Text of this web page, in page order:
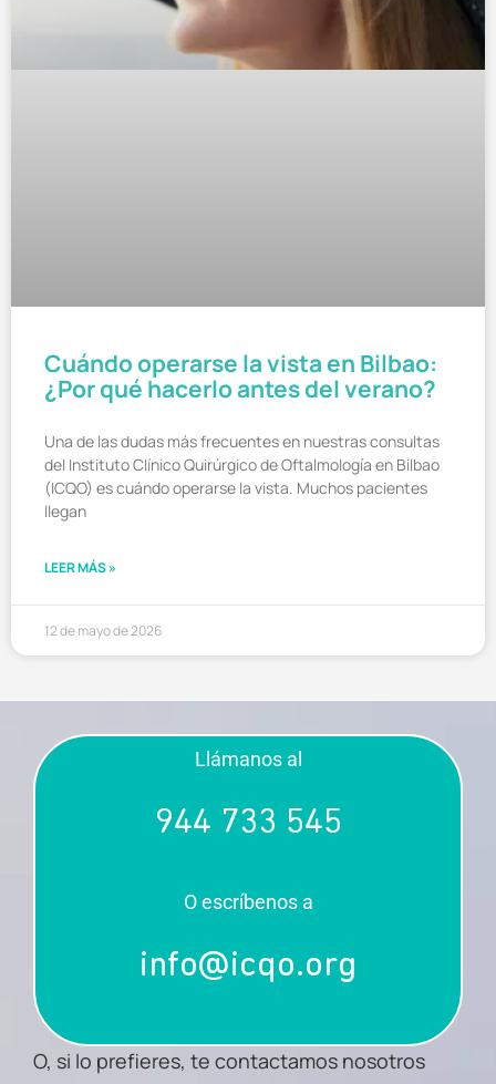
Cuándo operarse la vista en Bilbao:
¿Por qué hacerlo antes del verano?
Una de las dudas más frecuentes en nuestras consultas
del Instituto Clínico Quirúrgico de Oftalmología en Bilbao
(ICQO) es cuándo operarse la vista. Muchos pacientes
llegan
LEER MÁS »
12 de mayo de 2026
Llámanos al
944 733 545
O escríbenos a
info@icqo.org
O, si lo prefieres, te contactamos nosotros